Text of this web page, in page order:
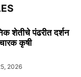
शेतीचे पंढरीत दर्शन
कृषी
2026